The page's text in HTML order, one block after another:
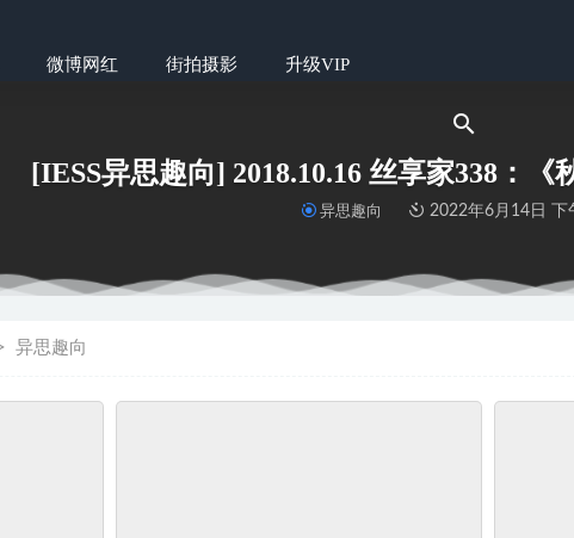
微博网红 街拍摄影 升级VIP
[IESS异思趣向] 2018.10.16 丝享家338：
异思趣向 2022年6月14日 下
异思趣向[ISHOW爱秀]第082期 子沫Moira